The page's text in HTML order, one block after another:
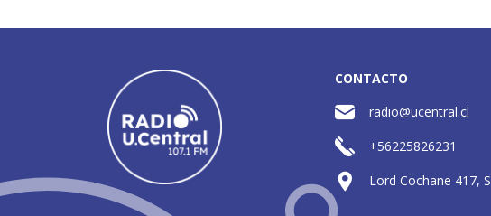
CONTACTO
radio@ucentral.cl
+56225826231
Lord Cochane 417,